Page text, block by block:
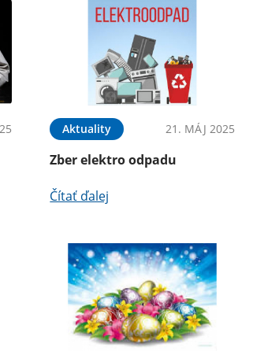
Aktuality 21. MÁJ 2025
Zber elektro odpadu
Čítať ďalej